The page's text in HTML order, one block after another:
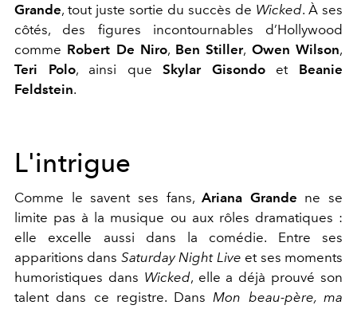
Grande, tout juste sortie du succès de Wicked. À ses
côtés, des figures incontournables d’Hollywood
comme Robert De Niro, Ben Stiller, Owen Wilson,
Teri Polo, ainsi queSkylar Gisondoet Beanie
Feldstein.
L'intrigue
Comme le savent ses fans,Ariana Grande ne se
limite pas à la musique ou aux rôles dramatiques :
elle excelle aussi dans la comédie. Entre ses
apparitions dans Saturday Night Live et ses moments
humoristiques dans Wicked, elle a déjà prouvé son
talent dans ce registre. Dans Mon beau-père, ma